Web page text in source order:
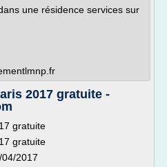
une résidence services sur
2017 gratuite -
gratuite
gratuite
2017